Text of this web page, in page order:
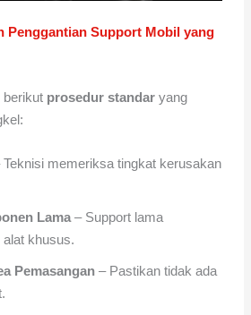
Penggantian Support Mobil yang
berikut prosedur standar yang
Teknisi memeriksa tingkat kerusakan
Lama – Support lama
alat khusus.
Pemasangan – Pastikan tidak ada